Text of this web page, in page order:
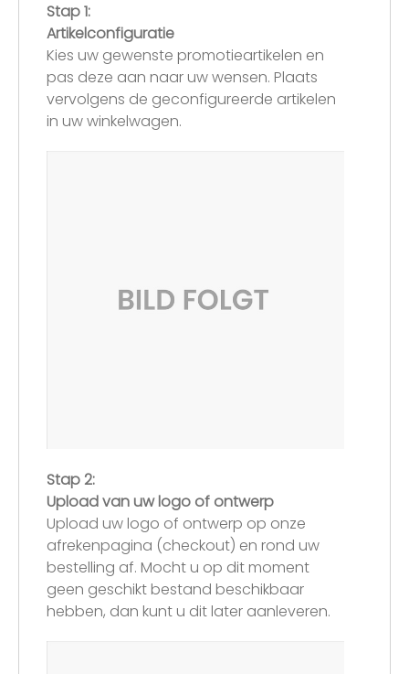
Stap 1:
Artikelconfiguratie
Kies uw gewenste promotieartikelen en
pas deze aan naar uw wensen. Plaats
vervolgens de geconfigureerde artikelen
in uw winkelwagen.
Stap 2:
Upload van uw logo of ontwerp
Upload uw logo of ontwerp op onze
afrekenpagina (checkout) en rond uw
bestelling af. Mocht u op dit moment
geen geschikt bestand beschikbaar
hebben, dan kunt u dit later aanleveren.